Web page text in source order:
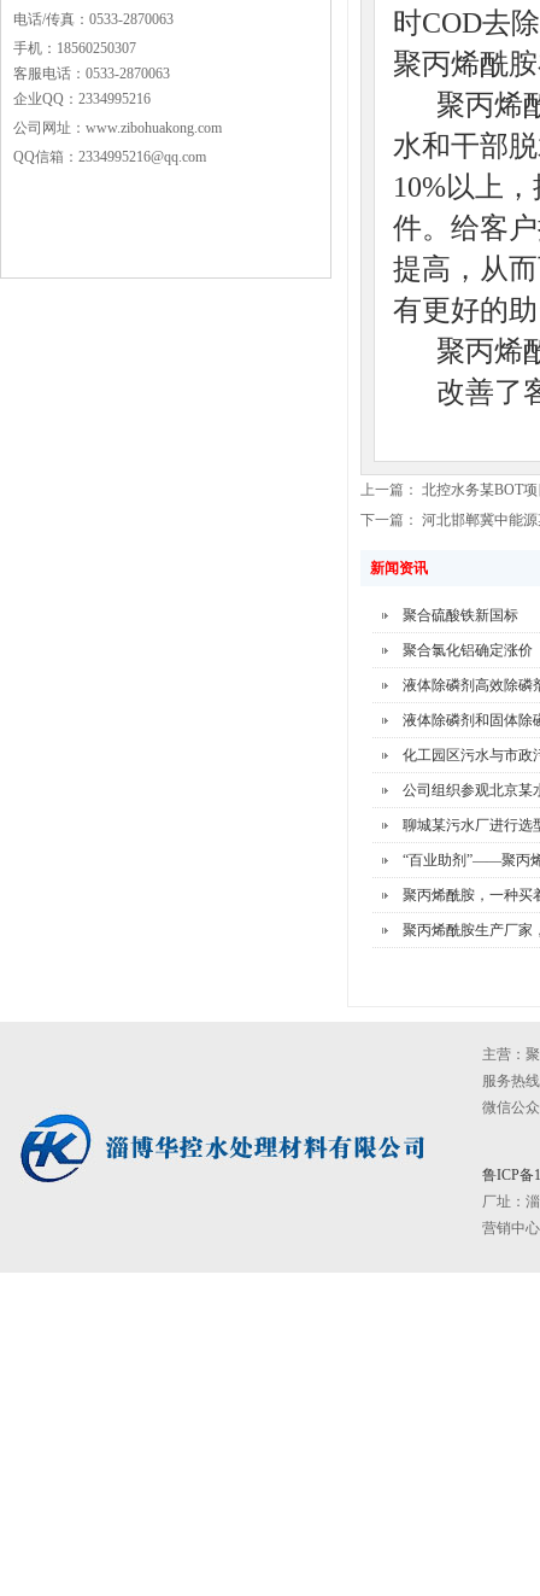
电话/传真：0533-2870063
手机：18560250307
客服电话：0533-2870063
企业QQ：2334995216
公司网址：www.zibohuakong.com
QQ信箱：2334995216@qq.com
时COD去
聚丙烯酰
聚丙烯酰
水和干部
10%以上
件。给客
提高，从
有更好的
聚丙烯酰
改善了
上一篇： 北控水务某BOT
下一篇： 河北邯郸冀中能
新闻资讯
聚合硫酸铁新国标
聚合氯化铝确定涨价
液体除磷剂高效除磷
液体除磷剂和固体除
化工园区污水与市政
公司组织参观北京某
聊城某污水厂进行选
“百业助剂”——聚丙
聚丙烯酰胺，一种买
聚丙烯酰胺生产厂家
主营：
服务热
微信公
鲁ICP备
厂址：
营销中